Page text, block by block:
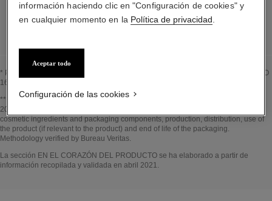
LISTA DETALLADA DE LOS COMPONENTES DEL ENVASE
* Proporción de ingredientes y derivados naturales calculada según la norma ISO
16128
Volver al título↩
** Estimation calculated in April 2021 using the method published by the IPCC in
2013 and in compliance with ISO 14067. Scope of analysis: manufacture of
cosmetic ingredients and packaging components, production, distribution, use of
the product (if relevant to the product) and end of life of the packaging.
Methodology verified by Bureau Veritas.
Volver al título↩
La sección EN EL CORAZÓN DEL PRODUCTO se ha elaborado a partir de
información recopilada y validada en abril 2021.
información haciendo clic en "Configuración de cookies" y
en cualquier momento en la Política de privacidad
Aceptar todo
Configuración de las cookies